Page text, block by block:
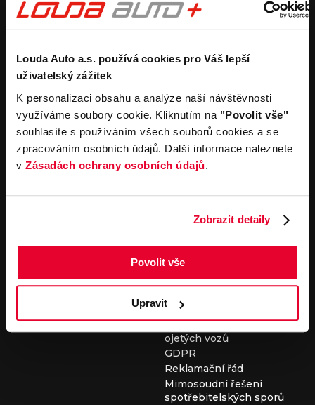
Louda Auto a.s. používá cookies pro Váš lepší
uživatelský zážitek
K personalizaci obsahu a analýze naší návštěvnosti
využíváme soubory cookie. Kliknutím na "Povolit vše"
souhlasíte s používáním všech souborů cookies a se
zpracováním osobních údajů. Další informace naleznete
v Zásadách ochrany osobních údajů.
Zobrazit detaily
Povolit vše
Upravit
Koupit ojetý vůz
Koupit užitkový vůz
Průběh výkupu vozu
Pronájem
Carsharing
Autopůjčovna
Operativní leasing
Společnost
Louda Auto+ Poděbrady
Obytné vozy
Novinky
Kariéra
Servisní služby
Servis
Důležité odkazy
Cookies
Všeobecné obchodní
podmínky pro online
vozidel
Všeobecné obchodní
podmínky pro provádění
servisních prací
Všeobecné obchodní
podmínky při nákupu
ojetých vozů
GDPR
Reklamační řád
Mimosoudní řešení
spotřebitelských sporů